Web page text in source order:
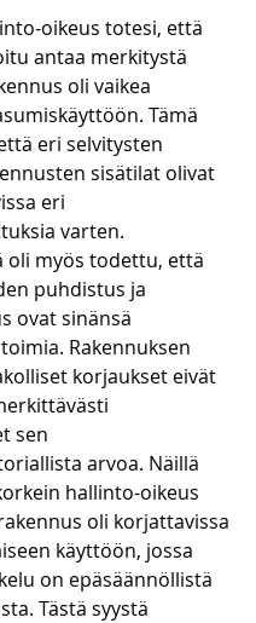
oikeus totesi, että
antaa merkitystä
oli vaikea
Tämä
eri selvitysten
sisätilat olivat
eri
varten.
oli myös todettu, että
puhdistus ja
ovat sinänsä
Rakennuksen
korjaukset eivät
sen
arvoa. Näillä
hallinto-oikeus
oli korjattavissa
käyttöön, jossa
on epäsäännöllistä
Tästä syystä